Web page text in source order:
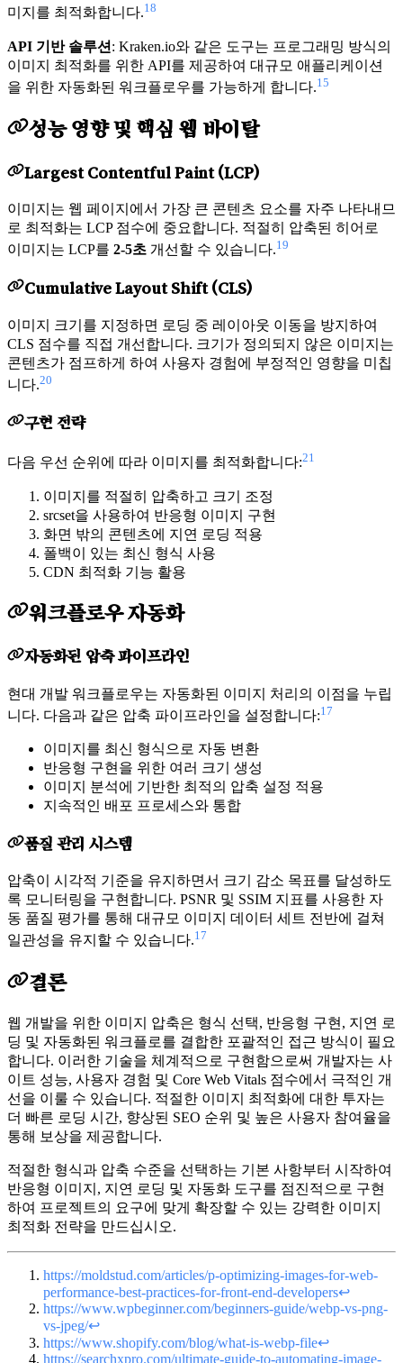
미지를 최적화합니다.18
API 기반 솔루션 : Kraken.io와 같은 도구는 프로그래밍 방식의
이미지 최적화를 위한 API를 제공하여 대규모 애플리케이션
을 위한 자동화된 워크플로우를 가능하게 합니다.15
성능 영향 및 핵심 웹 바이탈
Largest Contentful Paint (LCP)
이미지는 웹 페이지에서 가장 큰 콘텐츠 요소를 자주 나타내므
로 최적화는 LCP 점수에 중요합니다. 적절히 압축된 히어로
이미지는 LCP를 2-5초 개선할 수 있습니다.19
Cumulative Layout Shift (CLS)
이미지 크기를 지정하면 로딩 중 레이아웃 이동을 방지하여
CLS 점수를 직접 개선합니다. 크기가 정의되지 않은 이미지는
콘텐츠가 점프하게 하여 사용자 경험에 부정적인 영향을 미칩
니다.20
구현 전략
다음 우선 순위에 따라 이미지를 최적화합니다:21
이미지를 적절히 압축하고 크기 조정
srcset을 사용하여 반응형 이미지 구현
화면 밖의 콘텐츠에 지연 로딩 적용
폴백이 있는 최신 형식 사용
CDN 최적화 기능 활용
워크플로우 자동화
자동화된 압축 파이프라인
현대 개발 워크플로우는 자동화된 이미지 처리의 이점을 누립
니다. 다음과 같은 압축 파이프라인을 설정합니다:17
이미지를 최신 형식으로 자동 변환
반응형 구현을 위한 여러 크기 생성
이미지 분석에 기반한 최적의 압축 설정 적용
지속적인 배포 프로세스와 통합
품질 관리 시스템
압축이 시각적 기준을 유지하면서 크기 감소 목표를 달성하도
록 모니터링을 구현합니다. PSNR 및 SSIM 지표를 사용한 자
동 품질 평가를 통해 대규모 이미지 데이터 세트 전반에 걸쳐
일관성을 유지할 수 있습니다.17
결론
웹 개발을 위한 이미지 압축은 형식 선택, 반응형 구현, 지연 로
딩 및 자동화된 워크플로를 결합한 포괄적인 접근 방식이 필요
합니다. 이러한 기술을 체계적으로 구현함으로써 개발자는 사
이트 성능, 사용자 경험 및 Core Web Vitals 점수에서 극적인 개
선을 이룰 수 있습니다. 적절한 이미지 최적화에 대한 투자는
더 빠른 로딩 시간, 향상된 SEO 순위 및 높은 사용자 참여율을
통해 보상을 제공합니다.
적절한 형식과 압축 수준을 선택하는 기본 사항부터 시작하여
반응형 이미지, 지연 로딩 및 자동화 도구를 점진적으로 구현
하여 프로젝트의 요구에 맞게 확장할 수 있는 강력한 이미지
최적화 전략을 만드십시오.
https://moldstud.com/articles/p-optimizing-images-for-web-
performance-best-practices-for-front-end-developers↩
https://www.wpbeginner.com/beginners-guide/webp-vs-png-
vs-jpeg/↩
https://www.shopify.com/blog/what-is-webp-file↩
https://searchxpro.com/ultimate-guide-to-automating-image-